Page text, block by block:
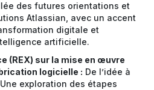
des futures orientations et
Atlassian, avec un accent
digitale et
artificielle.
(REX) sur la mise en œuvre
logicielle : De l’idée à
exploration des étapes